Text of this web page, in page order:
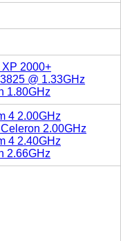
2000+
@ 1.33GHz
1.80GHz
4 2.00GHz
2.00GHz
4 2.40GHz
2.66GHz